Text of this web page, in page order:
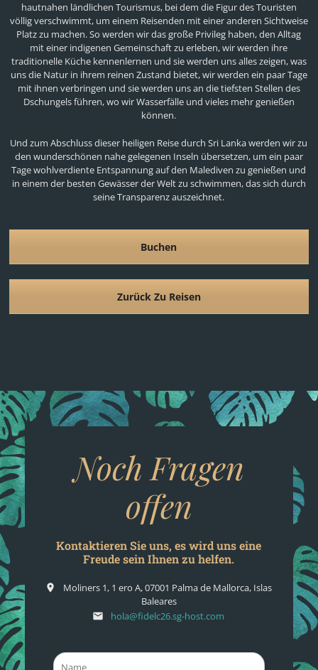
hautnahen ländlichen Tourismus, bei dem die Figur des Touristen
völlig verschwimmt, um einem Reisenden mit einer anderen Sichtweise
Platz zu machen. So werden wir das große Privileg haben, den Alltag
mit einer indigenen Gemeinschaft zu erleben, wir werden ihre
traditionelle Küche kennenlernen und sie werden uns alles zeigen, was
uns die Natur in ihrem reinen Zustand bietet, wir werden ein paar Tage
mit ihnen verbringen und sie werden uns an die tiefsten Stellen des
Dschungels führen, wo wir Wasserfälle und vieles mehr genießen
können.
Und zum Abschluss dieser heiligen Reise durch Sri Lanka werden wir zu
den wunderschönen nahe gelegenen Inseln übersetzen, um ein paar
Tage wohlverdiente Entspannung auf den Malediven zu genießen und
in einem der besten Gewässer der Welt zu schwimmen, das sich durch
seine Transparenz auszeichnet.
Buchen
Zurück Zu Reisen
Noch Fragen
offen
Kontaktieren Sie uns, es wird uns eine
Freude sein Ihnen zu helfen.
place
Moliners 1, 1 ero A, 07001 Palma de Mallorca, Islas
Baleares
email hola@fidelc26.sg-host.com